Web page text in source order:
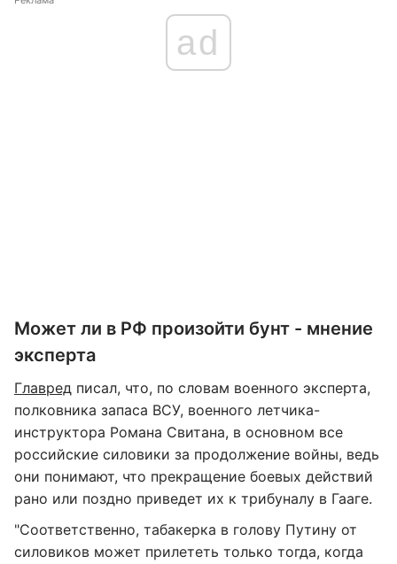
ad
Может ли в РФ произойти бунт - мнение
эксперта
Главред писал, что, по словам военного эксперта,
полковника запаса ВСУ, военного летчика-
инструктора Романа Свитана, в основном все
российские силовики за продолжение войны, ведь
они понимают, что прекращение боевых действий
рано или поздно приведет их к трибуналу в Гааге.
"Соответственно, табакерка в голову Путину от
силовиков может прилететь только тогда, когда